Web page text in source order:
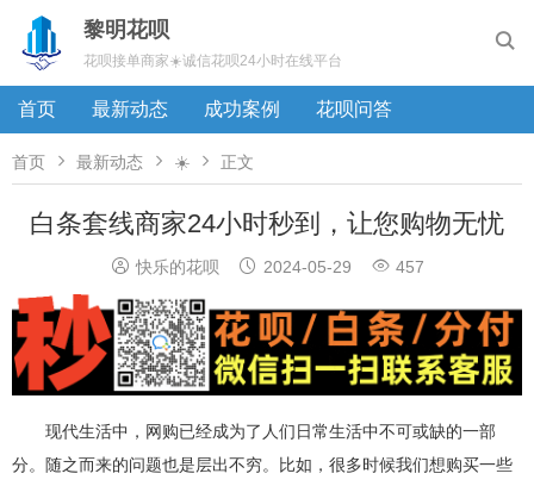

黎明花呗
花呗接单商家☀️诚信花呗24小时在线平台
首页 最新动态 成功案例 花呗问答
首页  最新动态  ☀️  正文
白条套线商家24小时秒到，让您购物无忧
 快乐的花呗  2024-05-29  457
现代生活中，网购已经成为了人们日常生活中不可或缺的一部
分。随之而来的问题也是层出不穷。比如，很多时候我们想购买一些